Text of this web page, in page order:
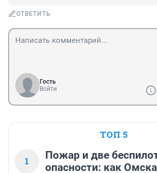
ОТВЕТИТЬ
Гость
Войти
ТОП 5
1
Пожар и две
опасности: как